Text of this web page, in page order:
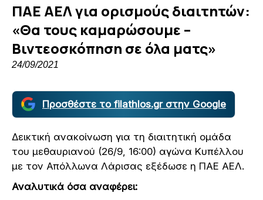
ΠΑΕ ΑΕΛ για ορισμούς διαιτητών:
«Θα τους καμαρώσουμε –
Βιντεοσκόπηση σε όλα ματς»
24/09/2021
Προσθέστε το filathlos.gr στην Google
Δεικτική ανακοίνωση για τη διαιτητική ομάδα
του μεθαυριανού (26/9, 16:00) αγώνα Κυπέλλου
με τον Απόλλωνα Λάρισας εξέδωσε η ΠΑΕ ΑΕΛ.
Αναλυτικά όσα αναφέρει: